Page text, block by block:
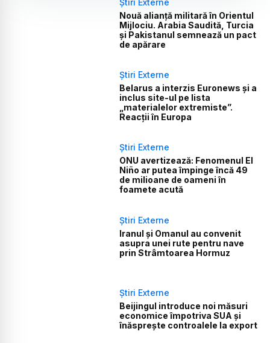
Nouă alianță militară în Orientul
Mijlociu. Arabia Saudită, Turcia
și Pakistanul semnează un pact
de apărare
Știri Externe
Belarus a interzis Euronews și a
inclus site-ul pe lista
„materialelor extremiste”.
Reacții în Europa
Știri Externe
ONU avertizează: Fenomenul El
Niño ar putea împinge încă 49
de milioane de oameni în
foamete acută
Știri Externe
Iranul și Omanul au convenit
asupra unei rute pentru nave
prin Strâmtoarea Hormuz
Știri Externe
Beijingul introduce noi măsuri
economice împotriva SUA și
înăsprește controalele la export